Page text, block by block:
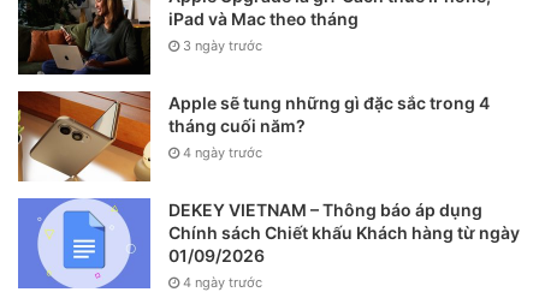
Trên đây là các ứng dụng nghe nhạc YouTube không còn
quảng cáo, hy vọng sẽ giúp ích được bạn.
iPad và Mac theo tháng
3 ngày trước
Apple sẽ tung những gì đặc sắc trong 4
tháng cuối năm?
4 ngày trước
DEKEY VIETNAM – Thông báo áp dụng
Chính sách Chiết khấu Khách hàng từ ngày
01/09/2026
4 ngày trước